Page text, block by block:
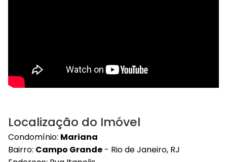
Localização do Imóvel
Condomínio: Mariana
Bairro: Campo Grande - Rio de Janeiro, RJ